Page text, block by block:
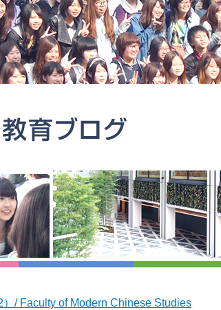
/ Faculty of Modern Chinese Studies